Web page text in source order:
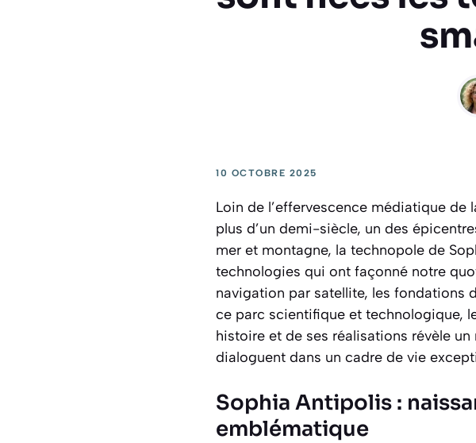
10 OCTOBRE 2025
Loin de l’effervescence médiatique de
plus d’un demi-siècle, un des
mer et montagne, la technopole de
technologies qui ont façonné notre
navigation par satellite, les fondations
ce parc scientifique et technologique,
histoire et de ses réalisations révèle
dialoguent dans un cadre de vie
Sophia Antipolis :
emblématique